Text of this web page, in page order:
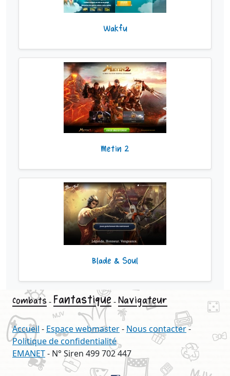
Wakfu
Metin 2
Blade & Soul
Combats- Fantastique -Navigateur
Accueil - Espace webmaster- Nous contacter-
Politique de confidentialité
EMANET- N° Siren 499 702 447